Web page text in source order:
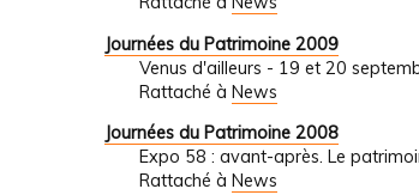
Journées du Patrimoine 2009
Venus d'ailleurs - 19 et 20
Rattaché à News
Journées du Patrimoine 2008
Expo 58 : avant-après. Le
Rattaché à News